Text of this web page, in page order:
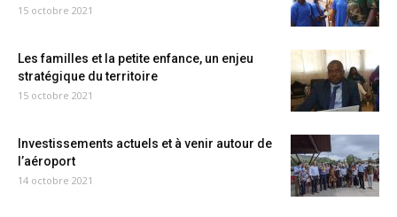
15 octobre 2021
Les familles et la petite enfance, un enjeu
stratégique du territoire
15 octobre 2021
Investissements actuels et à venir autour de
l’aéroport
14 octobre 2021